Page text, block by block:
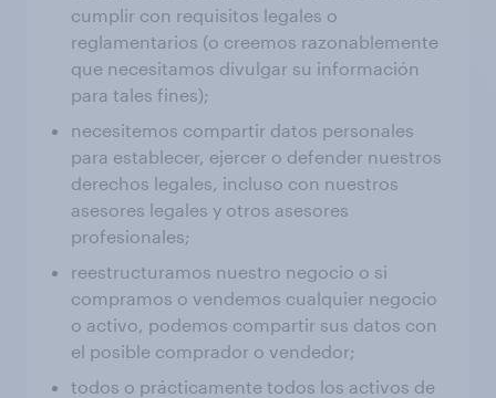
cumplir con requisitos legales o
reglamentarios (o creemos razonablemente
que necesitamos divulgar su información
para tales fines);
necesitemos compartir datos personales
para establecer, ejercer o defender nuestros
derechos legales, incluso con nuestros
asesores legales y otros asesores
profesionales;
reestructuramos nuestro negocio o si
compramos o vendemos cualquier negocio
o activo, podemos compartir sus datos con
el posible comprador o vendedor;
todos o prácticamente todos los activos de